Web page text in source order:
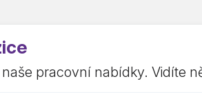
pracovní nabídky. Vidíte